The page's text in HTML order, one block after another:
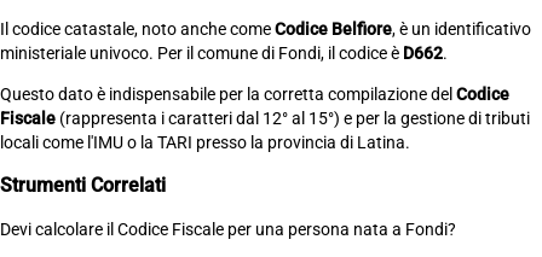
Il codice catastale, noto anche comeCodice Belfiore, è un identificativo
ministeriale univoco. Per il comune di Fondi, il codice è D662.
Questo dato è indispensabile per la corretta compilazione del Codice
Fiscale (rappresenta i caratteri dal 12° al 15°) e per la gestione di tributi
locali come l'IMU o la TARI presso la provincia di Latina.
Strumenti Correlati
Devi calcolare il Codice Fiscale per una persona nata a Fondi?